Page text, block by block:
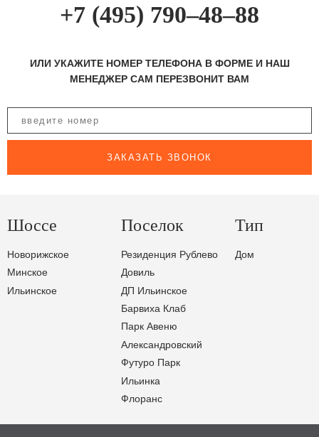
+7 (495) 790–48–88
ИЛИ УКАЖИТЕ НОМЕР ТЕЛЕФОНА В ФОРМЕ И НАШ
МЕНЕДЖЕР САМ ПЕРЕЗВОНИТ ВАМ
ЗАКАЗАТЬ ЗВОНОК
Шоссе
Новорижское
Минское
Ильинское
Поселок
Резиденция Рублево
Довиль
ДП Ильинское
Барвиха Клаб
Парк Авеню
Александровский
Футуро Парк
Ильинка
Флоранс
Тип
Дом